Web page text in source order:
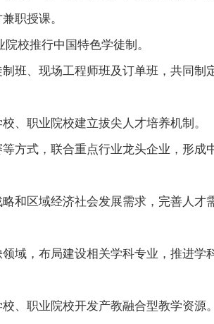
职授课。
校推行中国特色学徒制。
班、现场工程师班及订单班，共同制
、职业院校建立拔尖人才培养机制。
方式，联合重点行业龙头企业，形成
和区域经济社会发展需求，完善人才
域，布局建设相关学科专业，推进学
、职业院校开发产教融合型教学资源。